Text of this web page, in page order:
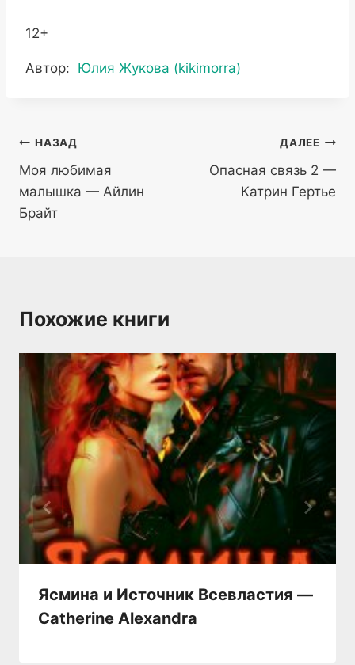
12+
Метки
Автор: Юлия Жукова (kikimorra)
Навигация
по
записям
НАЗАД
Моя любимая
малышка — Айлин
Брайт
ДАЛЕЕ
Опасная связь 2 —
Катрин Гертье
Похожие книги
Ясмина и Источник Всевластия —
Catherine Alexandra